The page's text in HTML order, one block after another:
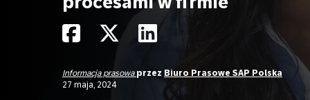
Informacja prasowa przez Biuro Prasowe SAP Polska
27 maja, 2024